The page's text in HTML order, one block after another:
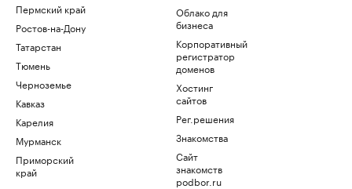
Пермский край
Ростов-на-Дону
Татарстан
Тюмень
Черноземье
Кавказ
Карелия
Мурманск
Приморский
край
Облако для
бизнеса
Корпоративный
регистратор
доменов
Хостинг
сайтов
Рег.решения
Знакомства
Сайт
знакомств
podbor.ru